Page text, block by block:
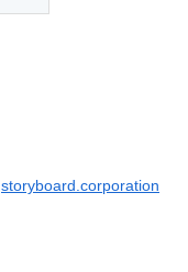
storyboard.corporation